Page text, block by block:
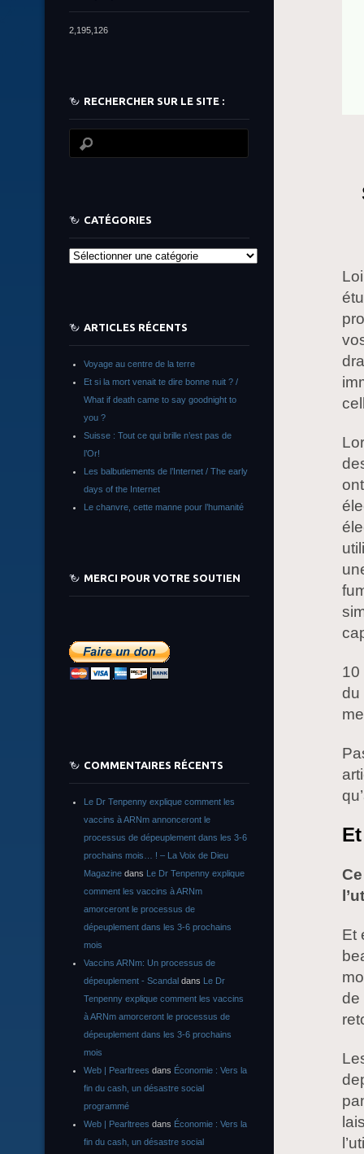
10
du
Et
de
2,195,126
RECHERCHER SUR LE SITE :
CATÉGORIES
Catégories
ARTICLES RÉCENTS
Voyage au centre de la terre
Et si la mort venait te dire bonne nuit ? /
What if death came to say goodnight to
you ?
Suisse : Tout ce qui brille n’est pas de
l’Or!
Les balbutiements de l’Internet / The early
days of the Internet
Le chanvre, cette manne pour l’humanité
MERCI POUR VOTRE SOUTIEN
COMMENTAIRES RÉCENTS
Le Dr Tenpenny explique comment les
vaccins à ARNm annonceront le
processus de dépeuplement dans les 3-6
prochains mois… ! – La Voix de Dieu
Magazine dans Le Dr Tenpenny explique
comment les vaccins à ARNm
amorceront le processus de
dépeuplement dans les 3-6 prochains
mois
Vaccins ARNm: Un processus de
dépeuplement - Scandal dans Le Dr
Tenpenny explique comment les vaccins
à ARNm amorceront le processus de
dépeuplement dans les 3-6 prochains
mois
Web | Pearltrees dans Économie : Vers la
fin du cash, un désastre social
programmé
Web | Pearltrees dans Économie : Vers la
fin du cash, un désastre social